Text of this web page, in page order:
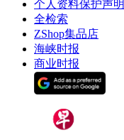
个人资料保护声明
全检索
ZShop集品店
海峡时报
商业时报